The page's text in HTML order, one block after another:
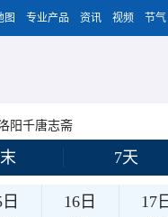
图 专业产品 资讯 视频 节气
阳千唐志斋
7天
16日 17